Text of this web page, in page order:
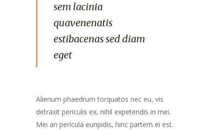
sem lacinia
quavenenatis
estibacenas sed diam
eget
Alienum phaedrum torquatos nec eu, vis
detraxit periculis ex, nihil expetendis in mei.
Mei an pericula euripidis, hinc partem ei est.